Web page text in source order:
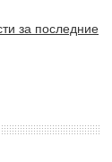
за последние